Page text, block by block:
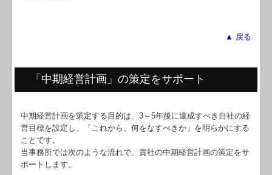
関与先向け融資商品ご紹介
税務Q&A
Q&A経営相談
▲ 戻る
「中期経営計画」の策定をサポート
中期経営計画を策定する目的は、3～5年後に達成すべき自社の経
営目標を設定し、「これから、何をなすべきか」を明らかにする
ことです。
当事務所では次のような流れで、貴社の中期経営計画の策定をサ
ポートします。